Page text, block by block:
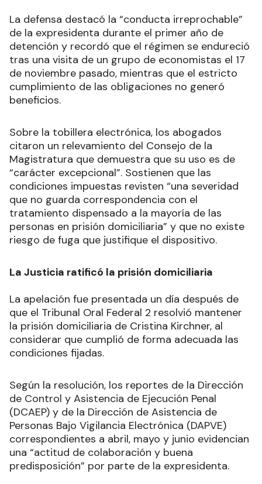
La defensa destacó la “conducta irreprochable”
de la expresidenta durante el primer año de
detención y recordó que el régimen se endureció
tras una visita de un grupo de economistas el 17
de noviembre pasado, mientras que el estricto
cumplimiento de las obligaciones no generó
beneficios.
Sobre la tobillera electrónica, los abogados
citaron un relevamiento del Consejo de la
Magistratura que demuestra que su uso es de
“carácter excepcional”. Sostienen que las
condiciones impuestas revisten “una severidad
que no guarda correspondencia con el
tratamiento dispensado a la mayoría de las
personas en prisión domiciliaria” y que no existe
riesgo de fuga que justifique el dispositivo.
La Justicia ratificó la prisión domiciliaria
La apelación fue presentada un día después de
que el Tribunal Oral Federal 2 resolvió mantener
la prisión domiciliaria de Cristina Kirchner, al
considerar que cumplió de forma adecuada las
condiciones fijadas.
Según la resolución, los reportes de la Dirección
de Control y Asistencia de Ejecución Penal
(DCAEP) y de la Dirección de Asistencia de
Personas Bajo Vigilancia Electrónica (DAPVE)
correspondientes a abril, mayo y junio evidencian
una “actitud de colaboración y buena
predisposición” por parte de la expresidenta.